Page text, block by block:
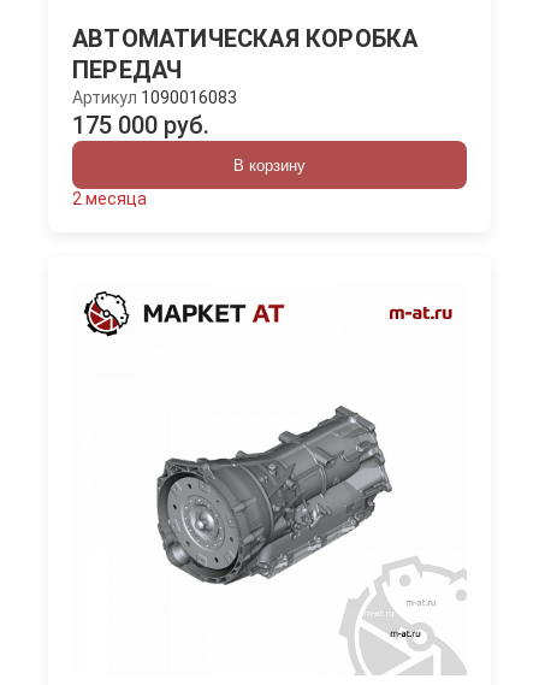
АВТОМАТИЧЕСКАЯ КОРОБКА
ПЕРЕДАЧ
Артикул 1090016083
175 000 руб.
В корзину
2 месяца